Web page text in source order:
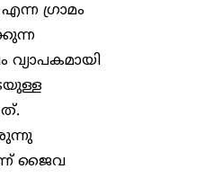
ഗ്രാമം
ജൈവ